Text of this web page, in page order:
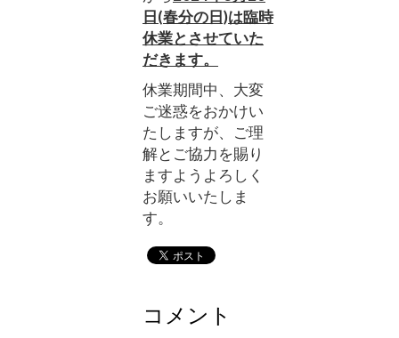
日(春分の日)は臨時
休業とさせていた
だきます。
休業期間中、大変
ご迷惑をおかけい
たしますが、ご理
解とご協力を賜り
ますようよろしく
お願いいたしま
す。
コメント